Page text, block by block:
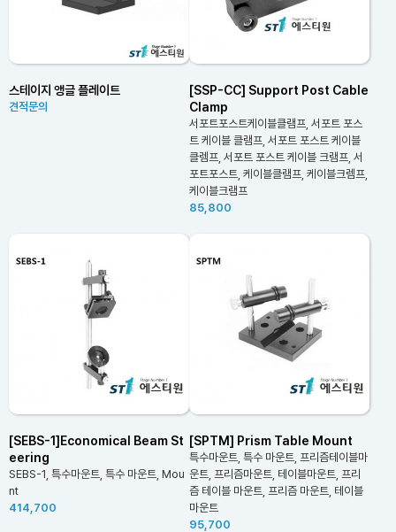
스테이지 앵글 플레이트
견적문의
[SSP-CC] Support Post Cable
Clamp
서포트포스트케이블클램프, 서포트 포스
트 케이블 클램프, 서포트 포스트 케이블
클렘프, 서포트 포스트 케이블 크램프, 서
포트포스트, 케이블클램프, 케이블크렘프,
케이블크램프
85,800
[SEBS-1]Economical Beam St
eering
SEBS-1, 특수마운트, 특수 마운트, Mou
nt
414,700
[SPTM] Prism Table Mount
특수마운트, 특수 마운트, 프리즘테이블마
운트, 프리즘마운트, 테이블마운트, 프리
즘 테이블 마운트, 프리즘 마운트, 테이블
마운트
95,700